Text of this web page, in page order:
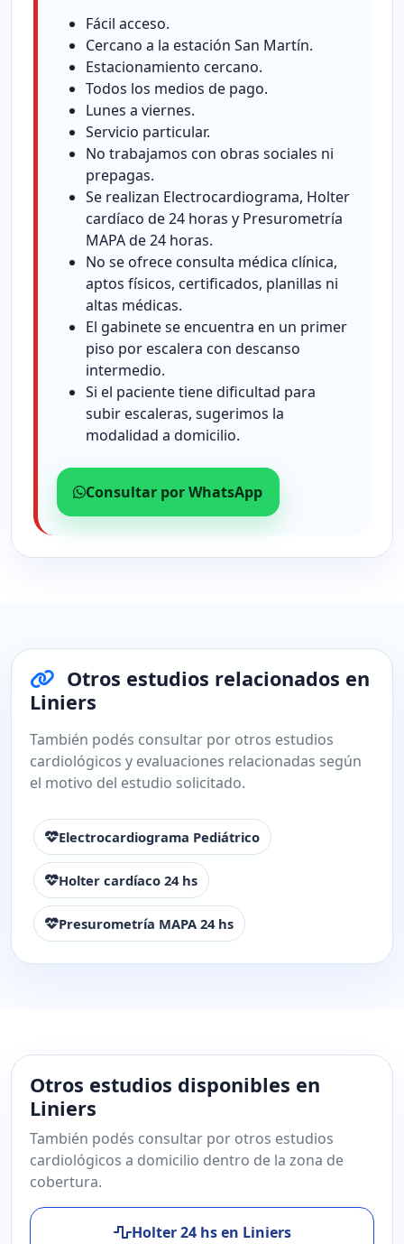
Fácil acceso.
Cercano a la estación San Martín.
Estacionamiento cercano.
Todos los medios de pago.
Lunes a viernes.
Servicio particular.
No trabajamos con obras sociales ni
prepagas.
Se realizan Electrocardiograma, Holter
cardíaco de 24 horas y Presurometría
MAPA de 24 horas.
No se ofrece consulta médica clínica,
aptos físicos, certificados, planillas ni
altas médicas.
El gabinete se encuentra en un primer
piso por escalera con descanso
intermedio.
Si el paciente tiene dificultad para
subir escaleras, sugerimos la
modalidad a domicilio.
Consultar por WhatsApp
Otros estudios relacionados en
Liniers
También podés consultar por otros estudios
cardiológicos y evaluaciones relacionadas según
el motivo del estudio solicitado.
Electrocardiograma Pediátrico
Holter cardíaco 24 hs
Presurometría MAPA 24 hs
Otros estudios disponibles en
Liniers
También podés consultar por otros estudios
cardiológicos a domicilio dentro de la zona de
cobertura.
Holter 24 hs en Liniers